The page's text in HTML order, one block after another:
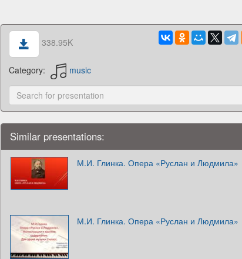
338.95K
Category: music
Similar presentations:
М.И. Глинка. Опера «Руслан и Людмила»
М.И. Глинка. Опера «Руслан и Людмила»